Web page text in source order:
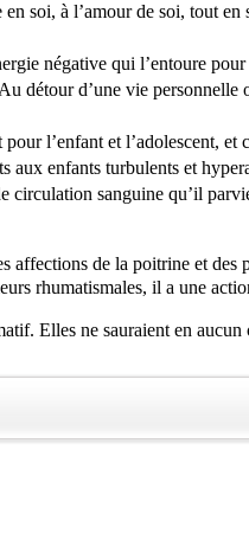
soi, à l’amour de soi, tout
négative qui l’entoure
détour d’une vie
l’enfant et l’adolescent,
aux enfants turbulents et
circulation sanguine qu’il
affections de la poitrine et
rhumatismales, il a une
Elles ne sauraient en